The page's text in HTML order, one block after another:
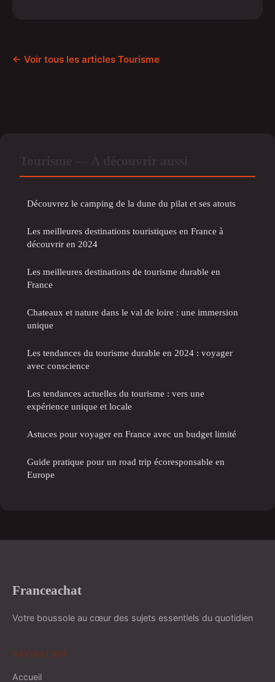
← Voir tous les articles Tourisme
Découvrez le camping de la dune du pilat et ses atouts
Les meilleures destinations touristiques en France à
découvrir en 2024
Les meilleures destinations de tourisme durable en
France
Chateaux et nature dans le val de loire : une immersion
unique
Les tendances du tourisme durable en 2024 : voyager
avec conscience
Les tendances actuelles du tourisme : vers une
expérience unique et locale
Astuces pour voyager en France avec un budget limité
Guide pratique pour un road trip écoresponsable en
Europe
Franceachat
Votre boussole au cœur des sujets essentiels du quotidien
NAVIGATION
Accueil